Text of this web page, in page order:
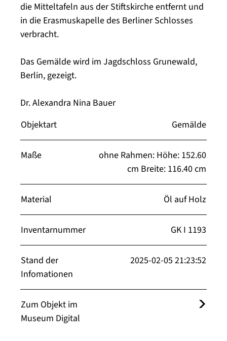
die Mitteltafeln aus der Stiftskirche entfernt und
in die Erasmuskapelle des Berliner Schlosses
verbracht.
Das Gemälde wird im Jagdschloss Grunewald,
Berlin, gezeigt.
Dr. Alexandra Nina Bauer
Objektart
Gemälde
Maße
ohne Rahmen: Höhe: 152.60
cm Breite: 116.40 cm
Material Öl auf Holz
Inventarnummer GK I 1193
Stand der
Infomationen
2025-02-05 21:23:52
Zum Objekt im
Museum Digital